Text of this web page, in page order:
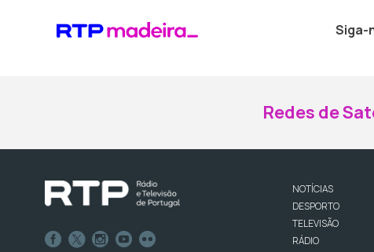
Siga-
Redes de
NOTÍCIAS
DESPORTO
TELEVISÃO
RÁDIO